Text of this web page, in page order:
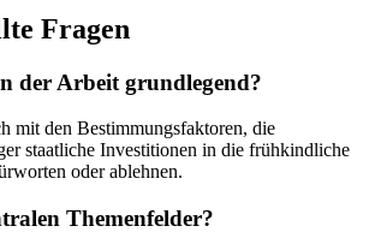
Fragen
der Arbeit grundlegend?
mit den Bestimmungsfaktoren, die
staatliche Investitionen in die frühkindliche
oder ablehnen.
Themenfelder?